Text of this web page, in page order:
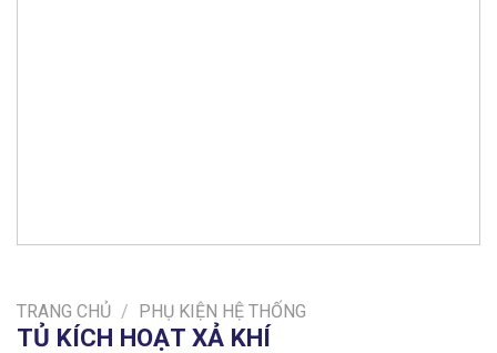
TRANG CHỦ / PHỤ KIỆN HỆ THỐNG
TỦ KÍCH HOẠT XẢ KHÍ